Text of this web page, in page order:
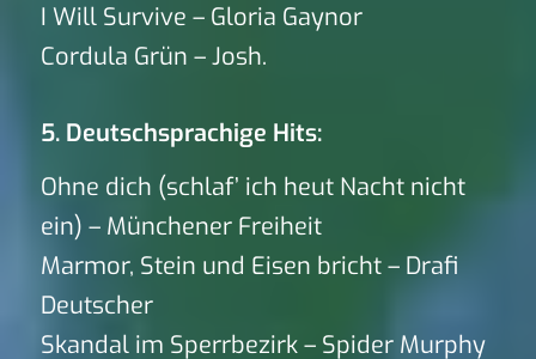
I Will Survive – Gloria Gaynor
Cordula Grün – Josh.
5. Deutschsprachige Hits:
Ohne dich (schlaf’ ich heut Nacht nicht
ein) – Münchener Freiheit
Marmor, Stein und Eisen bricht – Drafi
Deutscher
Skandal im Sperrbezirk – Spider Murphy